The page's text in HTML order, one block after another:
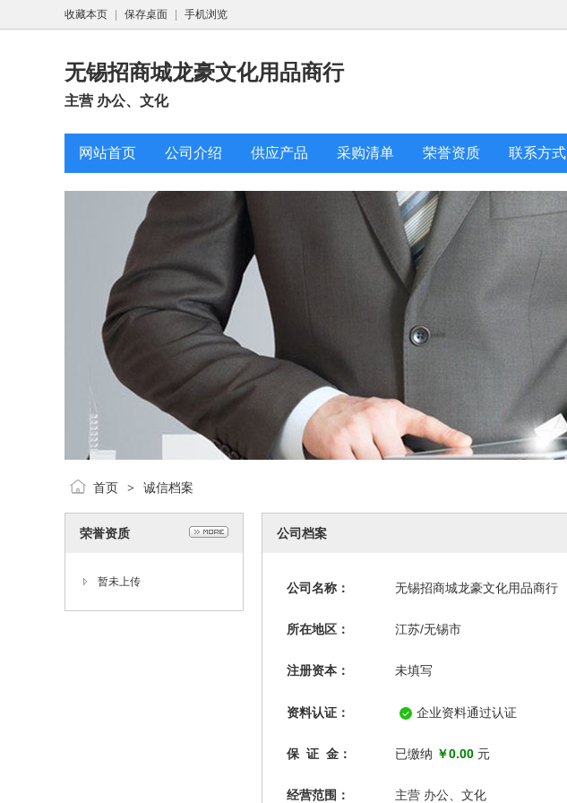
收藏本页 保存桌面 手机浏览
无锡招商城龙豪文化用品商行
主营 办公、文化
网站首页 公司介绍 供应产品 采购清单 荣誉资质 联系方式
首页 > 诚信档案
荣誉资质
暂未上传
公司档案
公司名称： 无锡招商城龙豪文化用品商行
所在地区： 江苏/无锡市
注册资本： 未填写
资料认证： 企业资料通过认证
保 证 金： 已缴纳 ￥0.00 元
经营范围： 主营 办公、文化